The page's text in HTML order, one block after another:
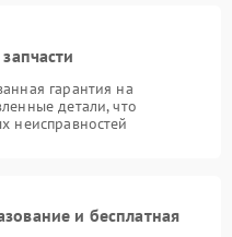
гарантия на
детали, что
неисправностей
и бесплатная